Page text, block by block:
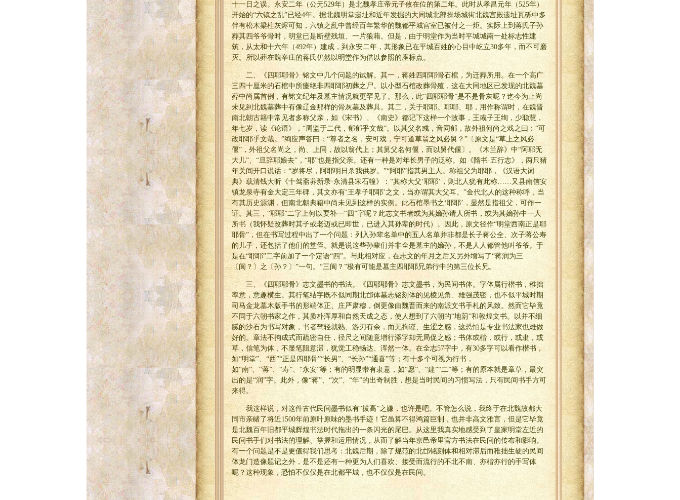
十一日之误。永安二年（公元529年）是北魏孝庄帝元子攸在位的第二年。此时从孝昌元年（525年）
开始的“六镇之乱”已经4年。据北魏明堂遗址和近年发掘的大同城北部操场城街北魏宫殿遗址瓦砾中多
伴有松木梁柱灰烬可知，六镇之乱中曾经百年繁华的魏都平城宫室已被付之一炬。实际上到蒋氏子孙
葬其四爷爷骨时，明堂已是断壁残垣、一片狼藉。但是，由于明堂作为当时平城城南一处标志性建
筑，从太和十六年（492年）建成，到永安二年，其形象已在平城百姓的心目中屹立30多年，而不可磨
灭。所以葬在魏辛庄的蒋氏仍然以明堂作为借以参照的座标点。
二、《四耶耶骨》铭文中几个问题的试解。其一，蒋姓四耶耶骨石棺，为迁葬所用。在一个高广
三四十厘米的石棺中所瘗绝非四耶耶初葬之尸。以小型石棺改葬骨殖，这在大同地区已发现的北魏墓
葬中尚属首例，有铭文纪年及墓主情况就更罕见了。那么，此“四耶耶骨”是不是骨灰呢？迄今为止尚
未见到北魏墓葬中有像辽金那样的骨灰墓及葬具。其二，关于耶耶。耶耶、耶，用作称谓时，在魏晋
南北朝古籍中常见者多称父亲，如《宋书》、《南史》都记下这样一个故事，王彧子王绚，少聪慧，
年七岁，读《论语》，“周监于二代，郁郁乎文哉”。以其父名彧，音同郁，故外祖何尚之戏之曰：“可
改耶耶乎文哉。”绚应声答曰：“尊者之名，安可戏，宁可道草翁之风必舅？”〔原文是“草上之风必
偃”，外祖父名尚之，尚、上同，故以翁代上；其舅父名何偃，而以舅代偃〕。《木兰辞》中“阿耶无
大儿”、“旦辞耶娘去”，“耶”也是指父亲。还有一种是对年长男子的泛称。如《隋书·五行志》，两只猪
年关间开口说话：“岁将尽，阿耶明日杀我供岁。”“阿耶”指其男主人。称祖父为耶耶，《汉语大词
典》载清钱大昕《十驾斋养新录·永清县宋石幢》：“其称大父‘耶耶’，则北人犹有此称……又县南信安
镇龙泉寺有金大定三年碑，其文亦有‘王孝子耶耶’之文，当亦谓其大父耳。”金代北人的这种称呼，当
有其历史源渊，但南北朝典籍中尚未见到这样的实例。此石棺墨书之‘耶耶’，显然是指祖父，可作一
证。其三，“耶耶”二字上何以要补一“四”字呢？此志文书者或为其嫡孙请人所书，或为其嫡孙中一人
所书（我怀疑改葬时其子或老迈或已即世，已进入其孙辈的时代）。因此，原文径作“明堂西南正是耶
耶骨”，但在书写过程中出了一个问题：列入孙辈名单中的五人名单并非都是长子蒋公全、次子蒋公寿
的儿子，还包括了他们的堂侄。就是说这些孙辈们并非全是墓主的嫡孙，不是人人都管他叫爷爷。于
是在“耶耶”二字前加了一个定语“四”。与此相对应，在志文的年月之后又另外增写了“蒋润为三
〔阆？〕之〔孙？〕”一句。“三阆？”极有可能是墓主四耶耶兄弟行中的第三位长兄。
三、《四耶耶骨》志文墨书的书法。《四耶耶骨》志文墨书，为民间书体。字体属行楷书，稚拙
率意，意趣横生。其行笔结字既不似同期北邙体墓志铭刻体的见棱见角、雄强茂密，也不似平城时期
司马金龙墓木版手书的形端体正、庄严肃穆，倒更像由魏晋而来的南派文书手札的风致。然而它毕竟
不同于六朝书家之作，其质朴浑厚和自然天成之态，使人想到了六朝的“地莂”和敦煌文书。以并不细
腻的沙石为书写对象，书者驾轻就熟、游刃有余，而无拘谨、生涩之感，这恐怕是专业书法家也难做
好的。章法不拘成式而疏密自任，径尺之间随意增行添字却无局促之感；书体或楷，或行，或隶，或
草，信笔为体，不显笔阻意滞，犹觉工稳畅达、浑然一体。在全志57字中，有30多字可以看作楷书，
如“明堂”、“西”“正是四耶骨”“长男”、“长孙”“通喜”等；有十多个可视为行书，
如“南”、“蒋”、“寿”、“永安”等；有的明显带有隶意，如“愿”、“建”“二”等；有的原本就是章草，最突
出的是“润”字。此外，像“蒋”、“次”、“年”的出奇制胜，想是当时民间的习惯写法，只有民间书手方可
来得。
我这样说，对这件古代民间墨书似有“拔高”之嫌，也许是吧。不管怎么说，我终于在北魏故都大
同市亲睹了将近1500年前原叶原味的墨书手迹！它虽算不得鸿篇巨制，也并非高文雅言，但是它毕竟
是北魏百年旧都平城辉煌书法时代拖出的一条闪光的尾巴。从这里我真实地感受到了皇家明堂左近的
民间书手们对书法的理解、掌握和运用情况，从而了解当年京邑帝里官方书法在民间的传布和影响。
有一个问题是不是更值得我们思考：北魏后期，除了规范的北邙铭刻体和相对滞后而稚拙生硬的民间
体龙门造像题记之外，是不是还有一种更为人们喜欢、接受而流行的不北不南、亦楷亦行的手写体
呢？这种现象，恐怕不仅仅是在北都平城，也不仅仅是在民间。